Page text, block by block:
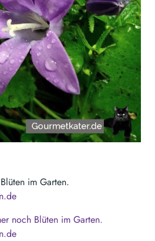
im Garten.
noch Blüten im Garten.